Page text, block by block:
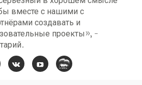
вместе с нашими с
создавать и
проекты», -